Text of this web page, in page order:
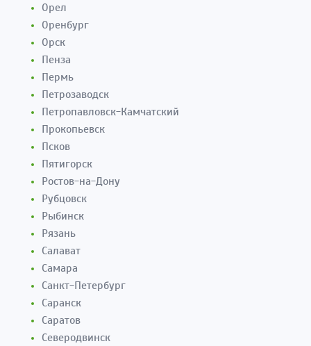
Орел
Оренбург
Орск
Пенза
Пермь
Петрозаводск
Петропавловск-Камчатский
Прокопьевск
Псков
Пятигорск
Ростов-на-Дону
Рубцовск
Рыбинск
Рязань
Салават
Самара
Санкт-Петербург
Саранск
Саратов
Северодвинск